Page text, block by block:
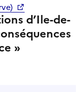
d’Ile-de-
»